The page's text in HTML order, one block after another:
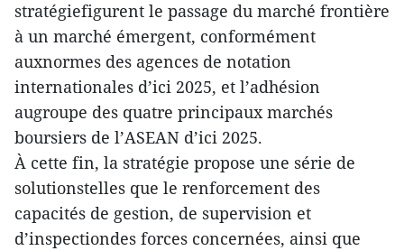
stratégiefigurent le passage du marché frontière
à un marché émergent, conformément
auxnormes des agences de notation
internationales d’ici 2025, et l’adhésion
augroupe des quatre principaux marchés
boursiers de l’ASEAN d’ici 2025.
À cette fin, la stratégie propose une série de
solutionstelles que le renforcement des
capacités de gestion, de supervision et
d’inspectiondes forces concernées, ainsi que